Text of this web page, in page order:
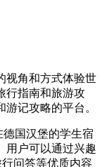
视角和方式体验世
行指南和旅游攻
记攻略的平台。
德国汉堡的学生宿
用户可以通过兴趣
问答等优质内容